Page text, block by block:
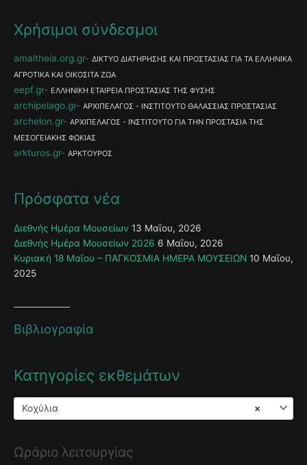
Χρήσιμοι σύνδεσμοι
amaltheia.org.gr
ΔΙΚΤΥΟ ΔΙΑΤΗΡΗΣΗΣ ΚΑΙ ΠΡΟΣΤΑΣΙΑΣ ΓΙΑ ΤΑ ΕΛΛΗΝΙΚΑ
ΑΓΡΟΤΙΚΑ ΚΑΙ ΟΙΚΟΣΙΤΑ ΖΩΑ
eepf.gr ΕΛΛΗΝΙΚΗ ΕΤΑΙΡΕΙΑ ΠΡΟΣΤΑΣΙΑΣ ΤΗΣ ΦΥΣΗΣ
archipelago.gr ΑΡΧΙΠΕΛΑΓΟΣ - ΙΝΣΤΙΤΟΥΤΟ ΘΑΛΑΣΣΙΑΣ ΠΡΟΣΤΑΣΙΑΣ
archelon.gr
ΑΡΧΙΠΕΛΑΓΟΣ - ΙΝΣΤΙΤΟΥΤΟ ΓΙΑ ΤΗΝ ΠΡΟΣΤΑΣΙΑ ΤΗΣ
ΜΕΣΟΓΕΙΑΚΗΣ ΦΩΚΙΑΣ
arkturos.gr ΑΡΚΤΟΥΡΟΣ
Πρόσφατα νέα
Διεθνής Ημέρα Μουσείων 13 Μαΐου, 2026
Διεθνής Ημέρα Μουσείων 2026 6 Μαΐου, 2026
Κυριακή 18 Μαΐου – ΠΑΓΚΟΣΜΙΑ ΗΜΕΡΑ ΜΟΥΣΕΙΩΝ 10 Μαΐου,
2025
Βιβλιογραφία
Κατηγορίες εκθεμάτων
×
Κοχύλια
Ωράριο λειτουργίας